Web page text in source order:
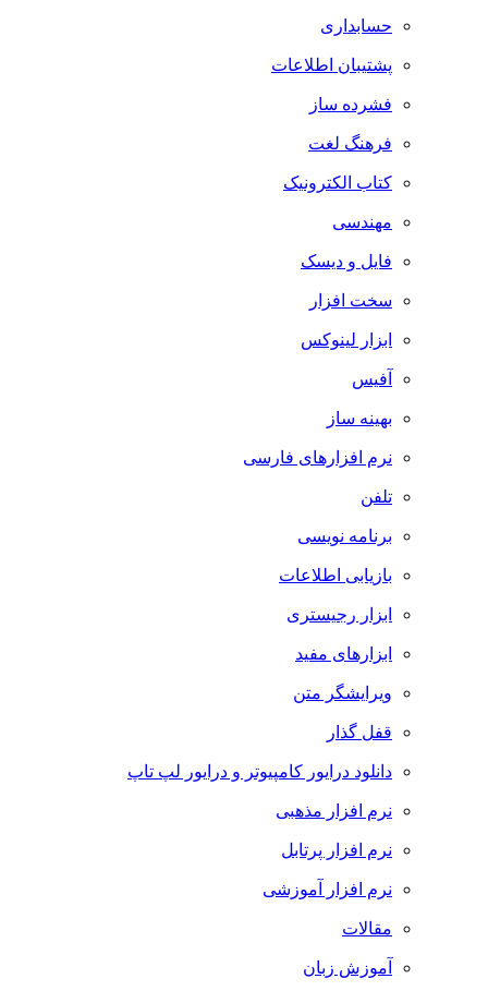
حسابداری
پشتیبان اطلاعات
فشرده ساز
فرهنگ لغت
کتاب الکترونیک
مهندسی
فایل و دیسک
سخت افزار
ابزار لینوکس
آفیس
بهینه ساز
نرم افزارهای فارسی
تلفن
برنامه نویسی
بازیابی اطلاعات
ابزار رجیستری
ابزارهای مفید
ویرایشگر متن
قفل گذار
دانلود درایور کامپیوتر و درایور لپ تاپ
نرم افزار مذهبی
نرم افزار پرتابل
نرم افزار آموزشی
مقالات
آموزش زبان